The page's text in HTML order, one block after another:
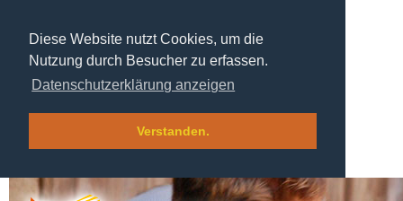
Diese Website nutzt Cookies, um die
Nutzung durch Besucher zu erfassen.
Datenschutzerklärung anzeigen
Verstanden.